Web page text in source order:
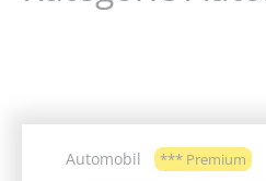
Automobil *** Premium